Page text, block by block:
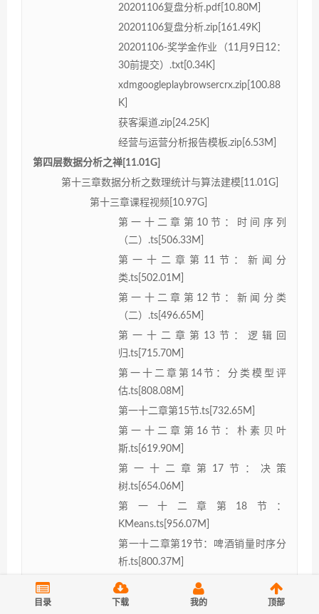
20201106复盘分析.pdf[10.80M]
20201106复盘分析.zip[161.49K]
20201106-奖学金作业（11月9日12：
30前提交）.txt[0.34K]
xdmgoogleplaybrowsercrx.zip[100.88
K]
获客渠道.zip[24.25K]
经营与运营分析报告模板.zip[6.53M]
第四层数据分析之禅[11.01G]
第十三章数据分析之数理统计与算法建模[11.01G]
第十三章课程视频[10.97G]
第一十二章第10节：时间序列
（二）.ts[506.33M]
第一十二章第11节：新闻分
类.ts[502.01M]
第一十二章第12节：新闻分类
（二）.ts[496.65M]
第一十二章第13节：逻辑回
归.ts[715.70M]
第一十二章第14节：分类模型评
估.ts[808.08M]
第一十二章第15节.ts[732.65M]
第一十二章第16节：朴素贝叶
斯.ts[619.90M]
第一十二章第17节：决策
树.ts[654.06M]
第一十二章第18节：
KMeans.ts[956.07M]
第一十二章第19节：啤酒销量时序分
析.ts[800.37M]
第一十二章第1节：描述性统计分
析.ts[493.61M]
目录 下载 我的 顶部